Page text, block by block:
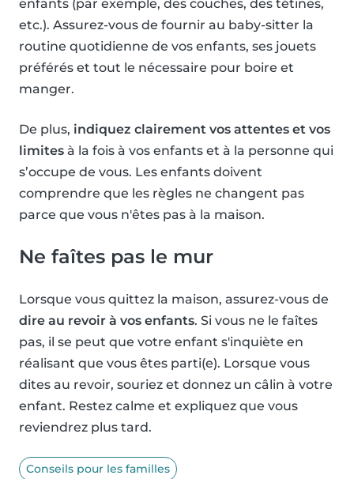
enfants (par exemple, des couches, des tétines,
etc.). Assurez-vous de fournir au baby-sitter la
routine quotidienne de vos enfants, ses jouets
préférés et tout le nécessaire pour boire et
manger.
De plus, indiquez clairement vos attentes et vos
limites à la fois à vos enfants et à la personne qui
s’occupe de vous. Les enfants doivent
comprendre que les règles ne changent pas
parce que vous n'êtes pas à la maison.
Ne faîtes pas le mur
Lorsque vous quittez la maison, assurez-vous de
dire au revoir à vos enfants. Si vous ne le faîtes
pas, il se peut que votre enfant s'inquiète en
réalisant que vous êtes parti(e). Lorsque vous
dites au revoir, souriez et donnez un câlin à votre
enfant. Restez calme et expliquez que vous
reviendrez plus tard.
Conseils pour les familles